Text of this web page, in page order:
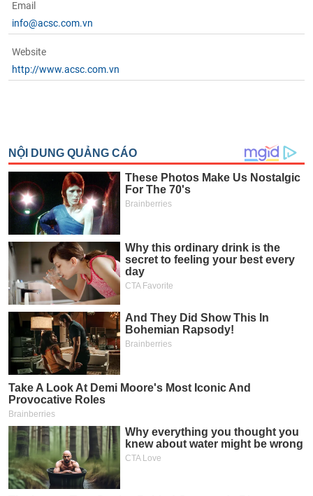
Email
info@acsc.com.vn
Website
http://www.acsc.com.vn